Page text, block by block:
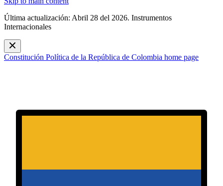
Última actualización: Abril 28 del 2026. Instrumentos
Internacionales
Constitución Política de la República de Colombia home page